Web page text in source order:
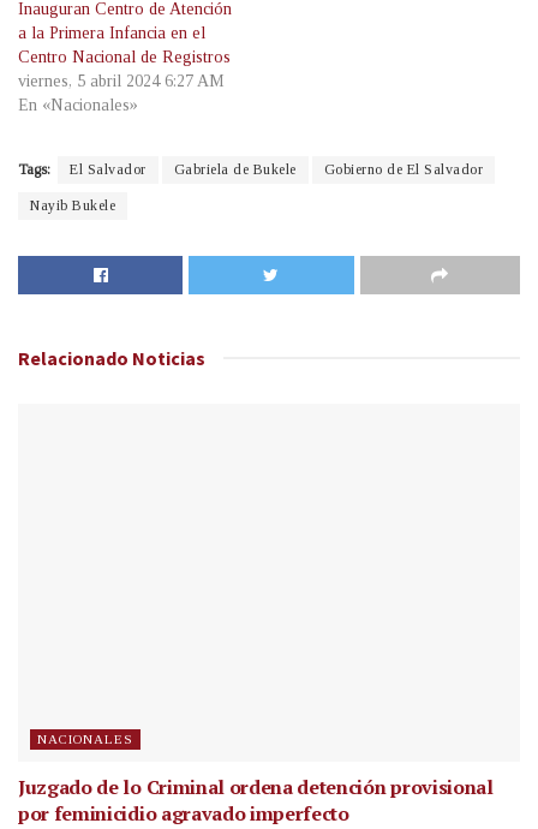
Inauguran Centro de Atención
a la Primera Infancia en el
Centro Nacional de Registros
viernes, 5 abril 2024 6:27 AM
En «Nacionales»
Tags: El Salvador Gabriela de Bukele Gobierno de El Salvador
Nayib Bukele
Relacionado Noticias
NACIONALES
Juzgado de lo Criminal ordena detención provisional
por feminicidio agravado imperfecto